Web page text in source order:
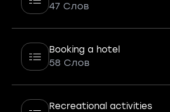
47 Слов
Booking a hotel
58 Слов
Recreational activities